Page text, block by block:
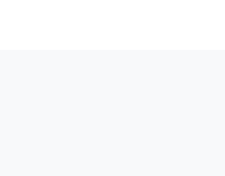
LAMPEN VOOR